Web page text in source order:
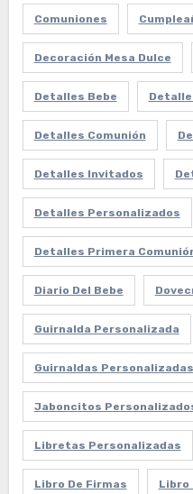
Comuniones
Decoración Mesa Dulce
Detalles Bebe
Detalles Comunión
Detalles Invitados
Detalles Personalizados
Detalles Primera
Diario Del Bebe
Guirnalda Personalizada
Guirnaldas Personalizadas
Jaboncitos
Libretas Personalizadas
Libro De Firmas Libro